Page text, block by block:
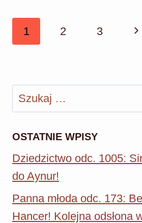
MAURO
ICH
ŁÓŻKU!
Nawigacja
strony
1 2 3
Szukaj:
OSTATNIE WPISY
Dziedzictwo odc. 1005:
do Aynur!
Panna młoda odc. 173:
Hancer! Kolejna odsłona